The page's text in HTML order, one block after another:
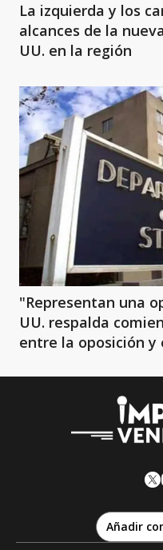
La izquierda y los
alcances de la
UU. en la región
"Representan una
UU. respalda
entre la oposición y
Añadir